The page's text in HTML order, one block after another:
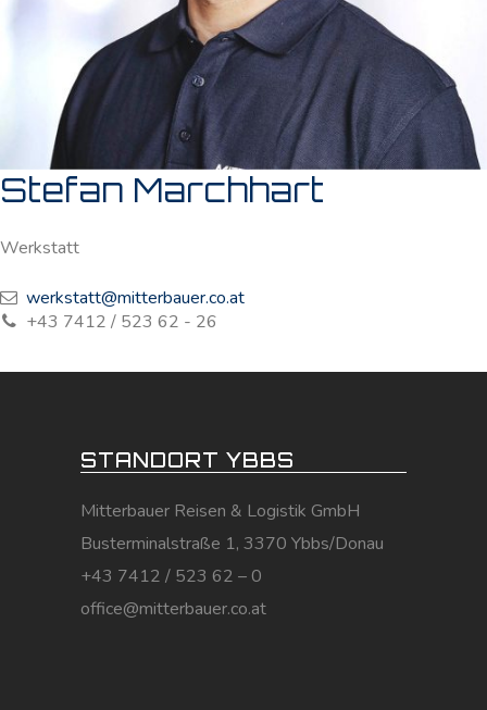
Stefan Marchhart
Werkstatt
werkstatt@mitterbauer.co.at
+43 7412 / 523 62 - 26
STANDORT YBBS
Mitterbauer Reisen & Logistik GmbH
Busterminalstraße 1, 3370 Ybbs/Donau
+43 7412 / 523 62 – 0
office@mitterbauer.co.at